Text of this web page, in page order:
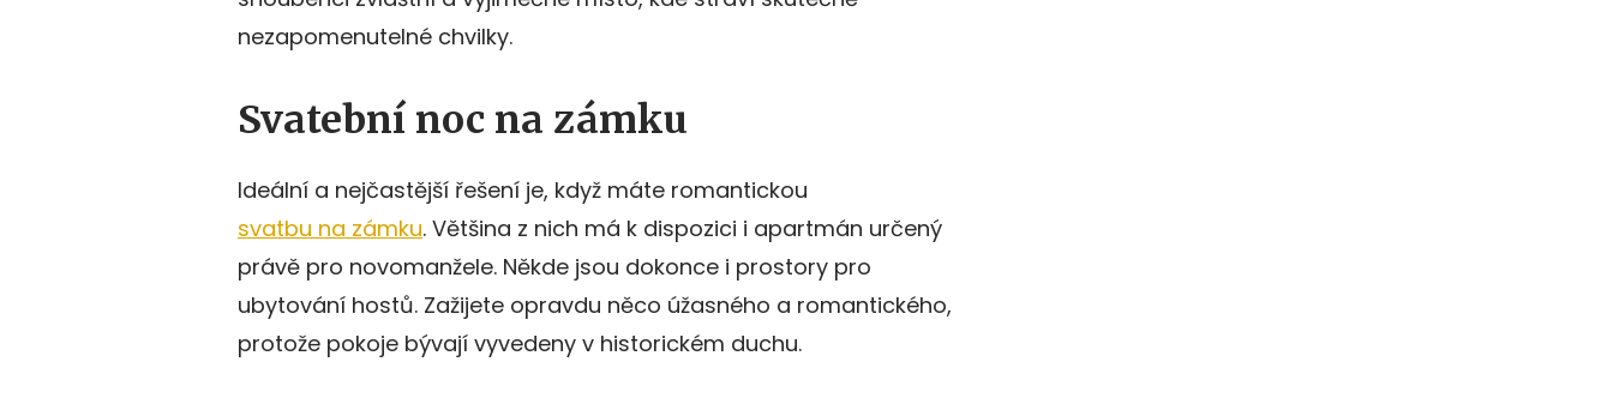
nezapomenutelné chvilky.
Svatební noc na zámku
Ideální a nejčastější řešení je, když máte romantickou
svatbu na zámku. Většina z nich má k dispozici i apartmán určený
právě pro novomanžele. Někde jsou dokonce i prostory pro
ubytování hostů. Zažijete opravdu něco úžasného a romantického,
protože pokoje bývají vyvedeny v historickém duchu.